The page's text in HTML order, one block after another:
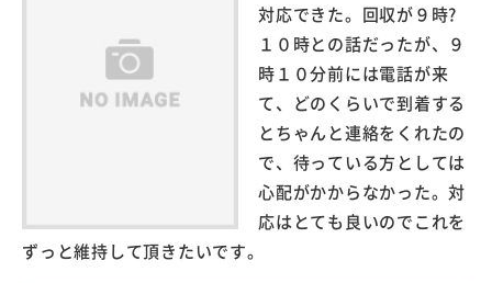
対応できた。回収が９時?
１０時との話だったが、９
時１０分前には電話が来
て、どのくらいで到着する
とちゃんと連絡をくれたの
で、待っている方としては
心配がかからなかった。対
応はとても良いのでこれを
ずっと維持して頂きたいです。